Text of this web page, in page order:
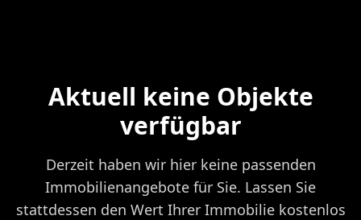
Aktuell keine Objekte
verfügbar
Derzeit haben wir hier keine passenden
Immobilienangebote für Sie. Lassen Sie
stattdessen den Wert Ihrer Immobilie kostenlos